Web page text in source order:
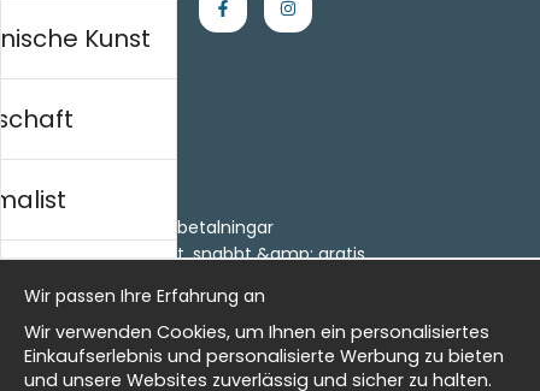
Einkaufen
Villkor
- Returer och återbetalningar
- Leverans - enkelt, snabbt &amp; gratis
Meine Favoriten
Information
Kunst
history
Wir passen Ihre Erfahrung an
Wir verwenden Cookies, um Ihnen ein personalisiertes
Einkaufserlebnis und personalisierte Werbung zu bieten
und unsere Websites zuverlässig und sicher zu halten.